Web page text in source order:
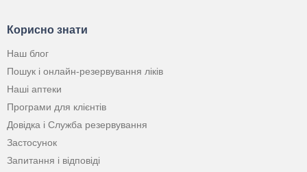
Корисно знати
Наш блог
Пошук і онлайн-резервування ліків
Наші аптеки
Програми для клієнтів
Довідка і Служба резервування
Застосунок
Запитання і відповіді